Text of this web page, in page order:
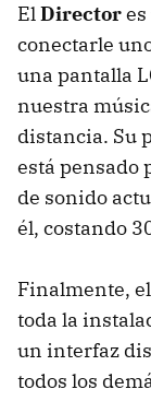
ElDirector
conectarle
una pantalla
nuestra
distancia. Su
está pensado
de sonido
él, costando
Finalmente, el
toda la
un interfaz
todos los